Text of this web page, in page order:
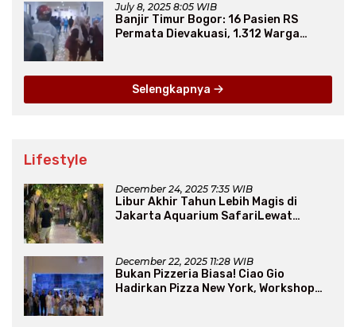
July 8, 2025 8:05 WIB
Banjir Timur Bogor: 16 Pasien RS
Permata Dievakuasi, 1.312 Warga
Selengkapnya
Lifestyle
December 24, 2025 7:35 WIB
Libur Akhir Tahun Lebih Magis di
Jakarta Aquarium SafariLewat
December 22, 2025 11:28 WIB
Bukan Pizzeria Biasa! Ciao Gio
Hadirkan Pizza New York, Workshop